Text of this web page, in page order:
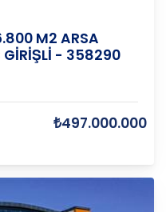
M2 ARSA
GİRİŞLİ - 358290
₺497.000.000